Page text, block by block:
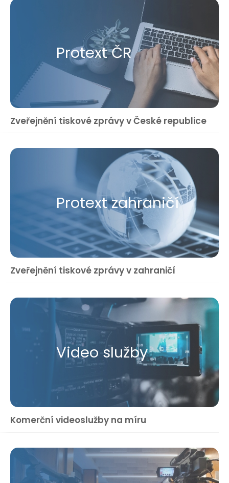
Protext ČR
Zveřejnění tiskové zprávy v České republice
Protext zahraničí
Zveřejnění tiskové zprávy v zahraničí
Video služby
Komerční videoslužby na míru